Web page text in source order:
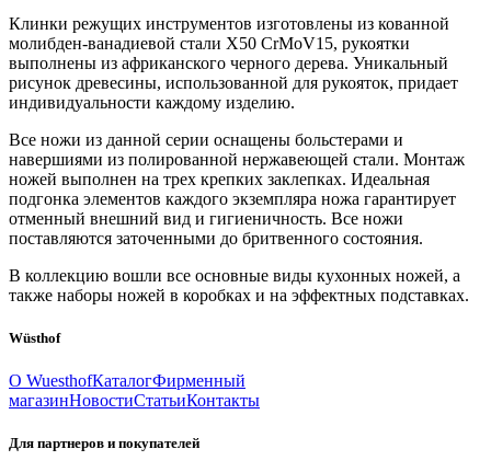
Клинки режущих инструментов изготовлены из кованной
молибден-ванадиевой стали X50 CrMoV15, рукоятки
выполнены из африканского черного дерева. Уникальный
рисунок древесины, использованной для рукояток, придает
индивидуальности каждому изделию.
Все ножи из данной серии оснащены больстерами и
навершиями из полированной нержавеющей стали. Монтаж
ножей выполнен на трех крепких заклепках. Идеальная
подгонка элементов каждого экземпляра ножа гарантирует
отменный внешний вид и гигиеничность. Все ножи
поставляются заточенными до бритвенного состояния.
В коллекцию вошли все основные виды кухонных ножей, а
также наборы ножей в коробках и на эффектных подставках.
Wüsthof
О WuesthofКаталогФирменный
магазинНовостиСтатьиКонтакты
Для партнеров и покупателей